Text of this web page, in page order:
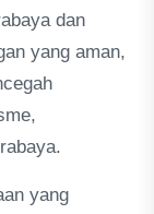
dan
yang aman,
yang